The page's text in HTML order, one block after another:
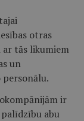
otras
ar tās likumiem
un
ir
abu